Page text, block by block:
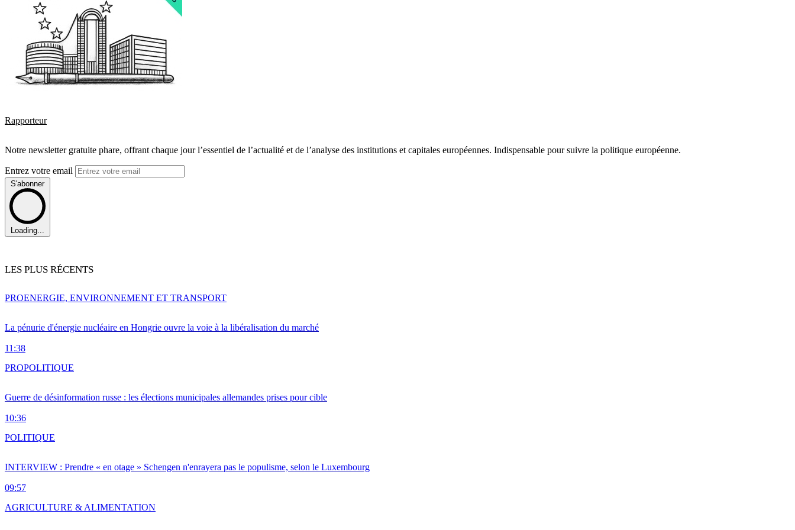
Rapporteur
Notre newsletter gratuite phare, offrant chaque jour l’essentiel de l’actualité et de l’analyse des institutions et capitales européennes. Indispensable pour suivre la politique européenne.
Entrez votre email
S'abonner
Loading...
LES PLUS RÉCENTS
La pénurie d'énergie nucléaire en Hongrie ouvre la voie à la libéralisation du marché
11:38
PROENERGIE, ENVIRONNEMENT ET TRANSPORT
Guerre de désinformation russe : les élections municipales allemandes prises pour cible
10:36
PROPOLITIQUE
INTERVIEW : Prendre « en otage » Schengen n'enrayera pas le populisme, selon le Luxembourg
09:57
POLITIQUE
AGRICULTURE & ALIMENTATION